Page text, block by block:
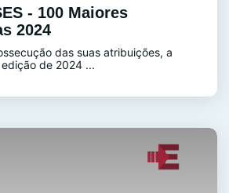
- 100 Maiores
2024
das suas atribuições, a
de 2024 ...